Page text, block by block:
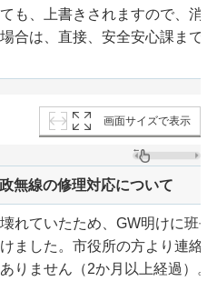
も、上書きされますので、消
合は、直接、安全安心課まで
画面サイズで表示
無線の修理対応について
れていたため、GW明けに班
ました。市役所の方より連絡
りません（2か月以上経過）